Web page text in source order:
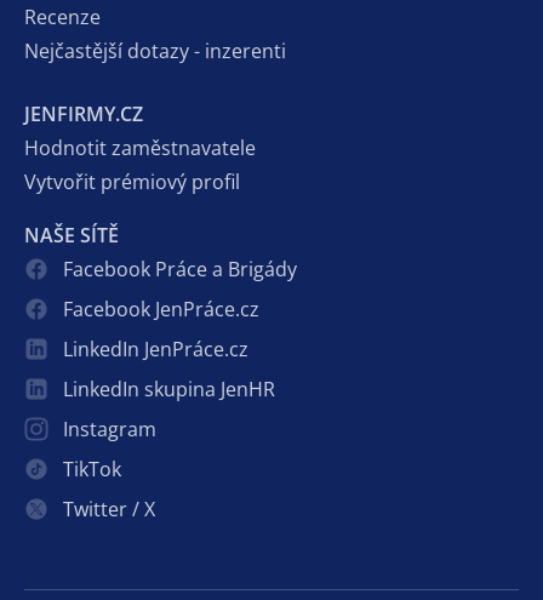
Recenze
Nejčastější dotazy - inzerenti
JENFIRMY.CZ
Hodnotit zaměstnavatele
Vytvořit prémiový profil
NAŠE SÍTĚ
Facebook Práce a Brigády
Facebook JenPráce.cz
LinkedIn JenPráce.cz
LinkedIn skupina JenHR
Instagram
TikTok
Twitter / X